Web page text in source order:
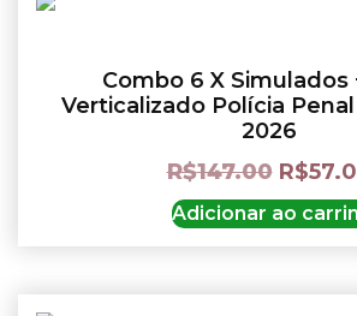
Combo 6 X Simulados
Verticalizado Polícia Penal
2026
R$147.00 R$
Adicionar ao